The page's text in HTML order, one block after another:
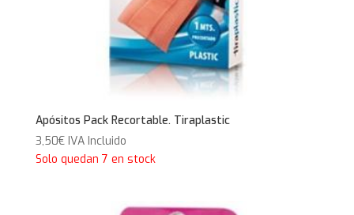
Apósitos Pack Recortable. Tiraplastic
3,50€ IVA Incluido
Solo quedan 7 en stock